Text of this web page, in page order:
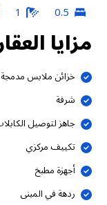
0.5
1
مزايا
خزائن ملابس مدمجة
شرفة
جاهز لتوصيل
تكييف مركزي
أجهزة مطبخ
ردهة في المبنى